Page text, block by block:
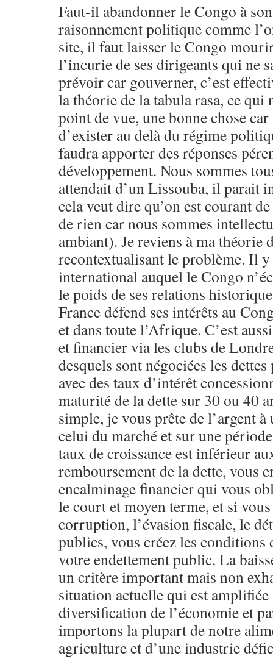
Faut-il abandonner le Congo à
raisonnement politique comme
site, il faut laisser le Congo
l’incurie de ses dirigeants qui ne
prévoir car gouverner, c’est
la théorie de la tabula rasa, ce qui
point de vue, une bonne chose
d’exister au delà du régime
faudra apporter des réponses
développement. Nous sommes
attendait d’un Lissouba, il parait
cela veut dire qu’on est courant
de rien car nous sommes
ambiant). Je reviens à ma théorie
recontextualisant le problème. Il y
international auquel le Congo
le poids de ses relations
France défend ses intérêts au
et dans toute l’Afrique. C’est
et financier via les clubs de
desquels sont négociées les
avec des taux d’intérêt
maturité de la dette sur 30 ou 40
simple, je vous prête de l’argent
celui du marché et sur une
taux de croissance est inférieur
remboursement de la dette, vous
encalminage financier qui vous
le court et moyen terme, et si
corruption, l’évasion fiscale, le
publics, vous créez les conditions
votre endettement public. La
un critère important mais non
situation actuelle qui est amplifiée
diversification de l’économie et
importons la plupart de notre
agriculture et d’une industrie